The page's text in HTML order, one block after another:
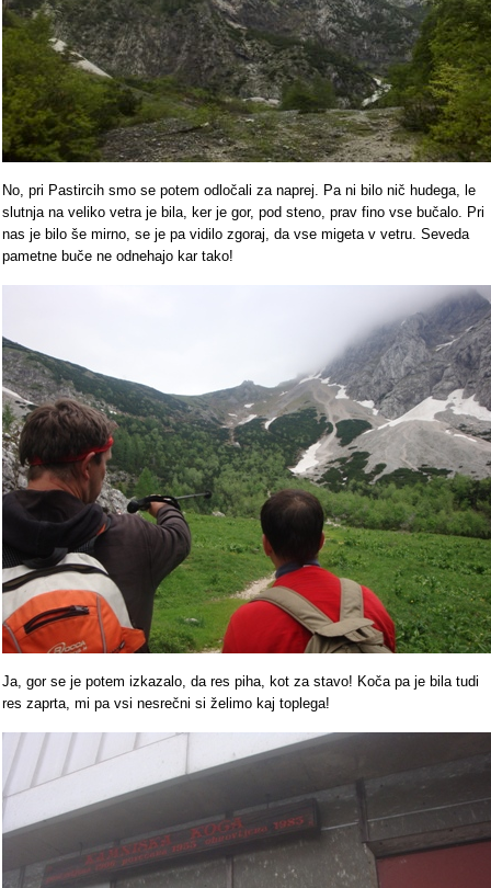
No, pri Pastircih smo se potem odločali za naprej. Pa ni bilo nič hudega, le
slutnja na veliko vetra je bila, ker je gor, pod steno, prav fino vse bučalo. Pri
nas je bilo še mirno, se je pa vidilo zgoraj, da vse migeta v vetru. Seveda
pametne buče ne odnehajo kar tako!
Ja, gor se je potem izkazalo, da res piha, kot za stavo! Koča pa je bila tudi
res zaprta, mi pa vsi nesrečni si želimo kaj toplega!